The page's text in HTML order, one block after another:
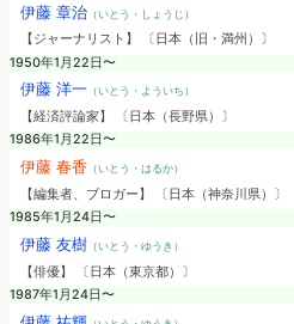
伊藤 章治（いとう・しょうじ）
【ジャーナリスト】 〔日本（旧・満州）〕
1950年1月22日〜
伊藤 洋一（いとう・よういち）
【経済評論家】 〔日本（長野県）〕
1986年1月22日〜
伊藤 春香 （いとう・はるか）
【編集者、ブロガー】 〔日本（神奈川県）〕
1985年1月24日〜
伊藤 友樹（いとう・ゆうき）
【俳優】 〔日本（東京都）〕
1987年1月24日〜